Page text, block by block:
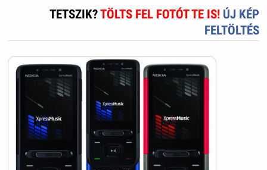
TETSZIK?TÖLTS FEL FOTÓT TE IS! ÚJ KÉP
FELTÖLTÉS